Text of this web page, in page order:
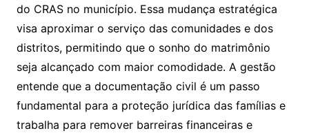
do CRAS no município. Essa mudança estratégica
visa aproximar o serviço das comunidades e dos
distritos, permitindo que o sonho do matrimônio
seja alcançado com maior comodidade. A gestão
entende que a documentação civil é um passo
fundamental para a proteção jurídica das famílias e
trabalha para remover barreiras financeiras e